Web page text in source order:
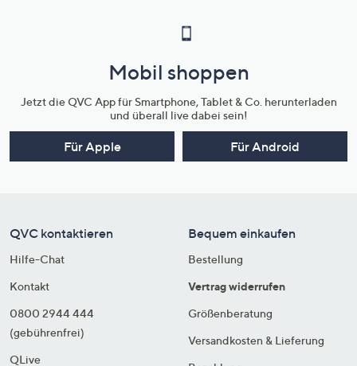
Mobil shoppen
Jetzt die QVC App für Smartphone, Tablet & Co. herunterladen
und überall live dabei sein!
Für Apple Für Android
QVC kontaktieren
Hilfe-Chat
Kontakt
0800 2944 444
(gebührenfrei)
QLive
Bequem einkaufen
Bestellung
Vertrag widerrufen
Größenberatung
Versandkosten & Lieferung